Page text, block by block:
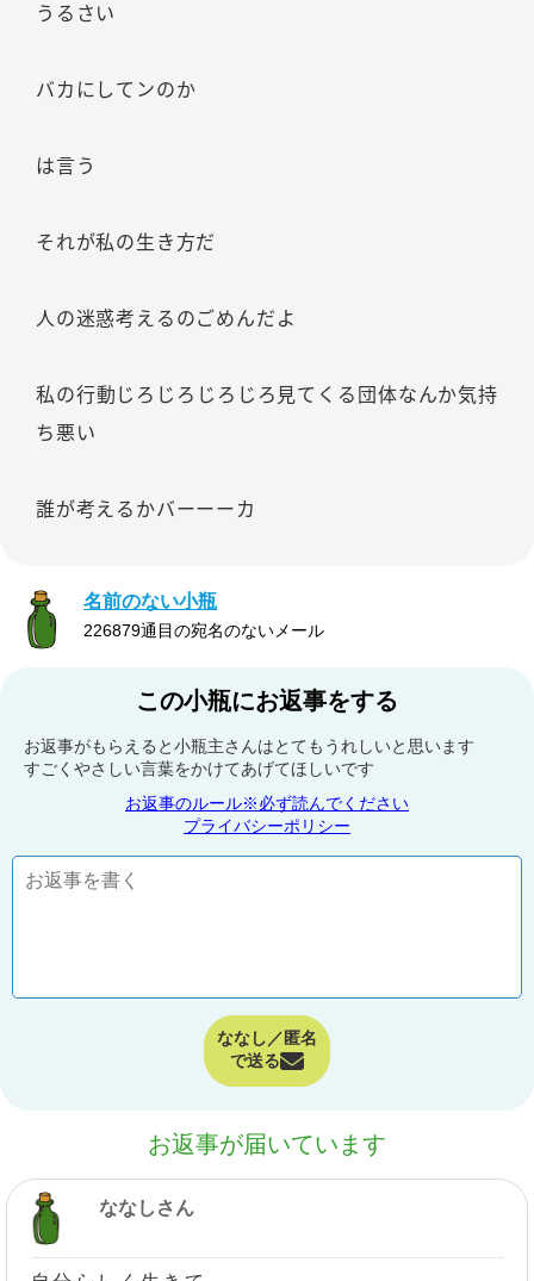
うるさい
バカにしてンのか
は言う
それが私の生き方だ
人の迷惑考えるのごめんだよ
私の行動じろじろじろじろ見てくる団体なんか気持
ち悪い
誰が考えるかバーーーカ
名前のない小瓶
226879通目の宛名のないメール
この小瓶にお返事をする
お返事がもらえると小瓶主さんはとてもうれしいと思います
すごくやさしい言葉をかけてあげてほしいです
お返事のルール※必ず読んでください
プライバシーポリシー
ななし／匿名
で送る
お返事が届いています
ななしさん